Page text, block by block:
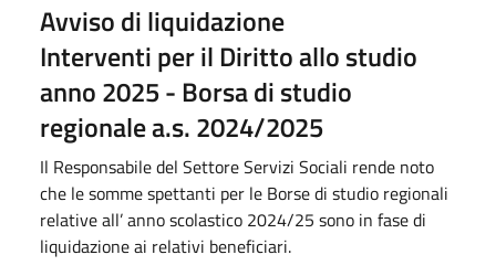
Avviso di liquidazione
Interventi per il Diritto allo studio
anno 2025 - Borsa di studio
regionale a.s. 2024/2025
Il Responsabile del Settore Servizi Sociali rende noto
che le somme spettanti per le Borse di studio regionali
relative all’ anno scolastico 2024/25 sono in fase di
liquidazione ai relativi beneficiari.